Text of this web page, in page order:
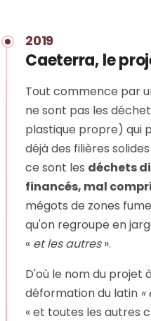
2019
Caeterra, le
Tout commence par
ne sont pas les
plastique propre) qui
déjà des filières
ce sont les déchets
financés, mal
mégots de zones
qu'on regroupe en
« et les autres».
D'où le nom du projet
déformation du latin
« et toutes les autres